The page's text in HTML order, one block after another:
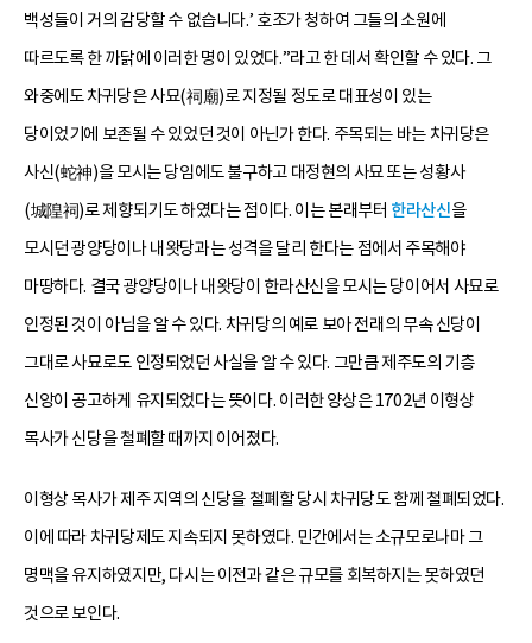
백성들이 거의 감당할 수 없습니다.’ 호조가 청하여 그들의 소원에
따르도록 한 까닭에 이러한 명이 있었다.”라고 한 데서 확인할 수 있다. 그
와중에도 차귀당은 사묘(祠廟)로 지정될 정도로 대표성이 있는
당이었기에 보존될 수 있었던 것이 아닌가 한다. 주목되는 바는 차귀당은
사신(蛇神)을 모시는 당임에도 불구하고 대정현의 사묘 또는 성황사
(城隍祠)로 제향되기도 하였다는 점이다. 이는 본래부터 한라산신을
모시던 광양당이나 내왓당과는 성격을 달리 한다는 점에서 주목해야
마땅하다. 결국 광양당이나 내왓당이 한라산신을 모시는 당이어서 사묘로
인정된 것이 아님을 알 수 있다. 차귀당의 예로 보아 전래의 무속 신당이
그대로 사묘로도 인정되었던 사실을 알 수 있다. 그만큼 제주도의 기층
신앙이 공고하게 유지되었다는 뜻이다. 이러한 양상은 1702년 이형상
목사가 신당을 철폐할 때까지 이어졌다.
이형상 목사가 제주 지역의 신당을 철폐할 당시 차귀당도 함께 철폐되었다.
이에 따라 차귀당제도 지속되지 못하였다. 민간에서는 소규모로나마 그
명맥을 유지하였지만, 다시는 이전과 같은 규모를 회복하지는 못하였던
것으로 보인다.